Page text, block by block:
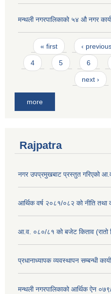
मन्थली नगरपालिकाको ५४ औ नगर
Pages
« first ‹
4 5 6
next ›
more
Rajpatra
नगर उपप्रमुखबाट प्रस्तुत गरिएको
आर्थिक वर्ष २०८१/०८२ को नीति तथा
आ.व. ०८०/८१ को बजेट किताव (रातो
प्रधानाध्यापक व्यवस्थापन सम्बन्धी
मन्थली नगरपालिकाको आर्थिक ऐन